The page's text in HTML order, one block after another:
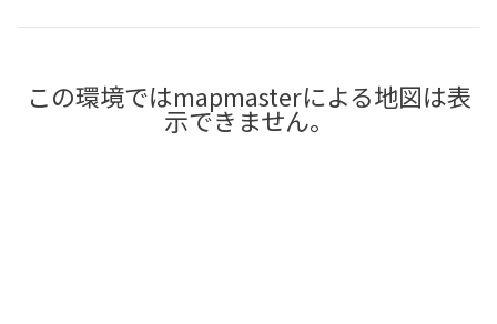
この環境ではmapmasterによる地図は表
示できません。